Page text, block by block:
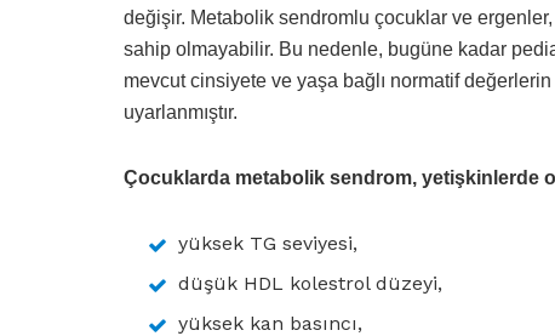
değişir. Metabolik sendromlu çocuklar ve
sahip olmayabilir. Bu nedenle, bugüne kadar
mevcut cinsiyete ve yaşa bağlı normatif değerlerin
uyarlanmıştır.
Çocuklarda metabolik sendrom, yetişkinlerde
yüksek TG seviyesi,
düşük HDL kolestrol düzeyi,
yüksek kan basıncı,